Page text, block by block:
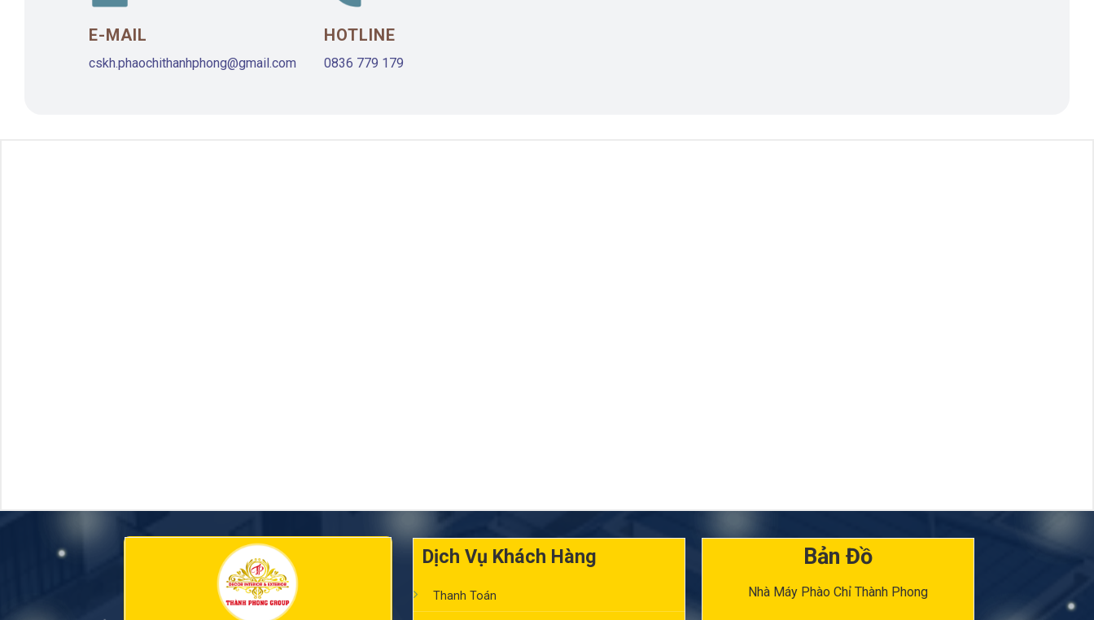
E-MAIL
cskh.phaochithanhphong@gmail.com
HOTLINE
0836 779 179
Dịch Vụ Khách Hàng
Thanh Toán
Bản Đồ
Nhà Máy Phào Chỉ Thành Phong